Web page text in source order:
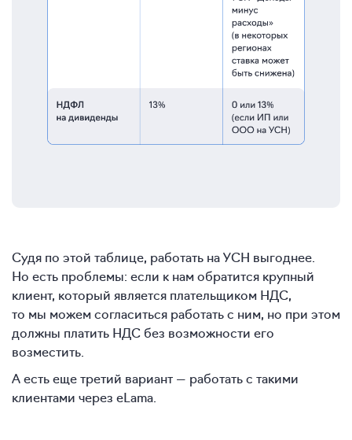
Судя по этой таблице, работать на УСН выгоднее.
Но есть проблемы: если к нам обратится крупный
клиент, который является плательщиком НДС,
то мы можем согласиться работать с ним, но при этом
должны платить НДС без возможности его
возместить.
А есть еще третий вариант — работать с такими
клиентами через eLama.